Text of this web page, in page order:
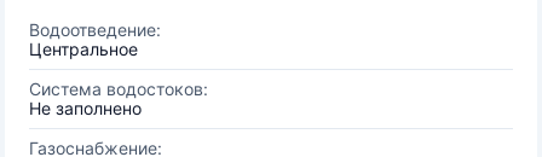
Водоотведение:
Центральное
Система водостоков:
Не заполнено
Газоснабжение: